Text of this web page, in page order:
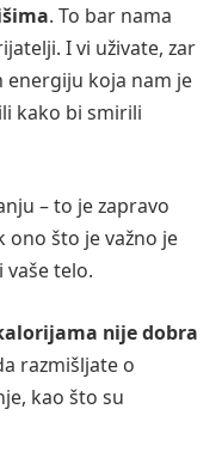
. To bar nama
I vi uživate, zar
energiju koja nam je
kako bi smirili
– to je zapravo
ono što je važno je
telo.
nije dobra
razmišljate o
kao što su